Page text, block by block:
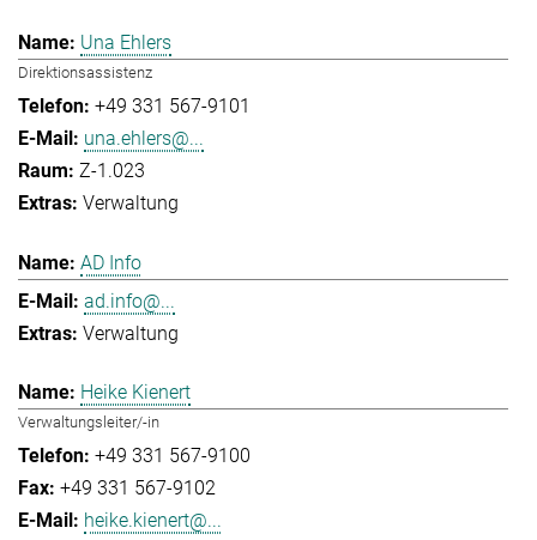
Una Ehlers
Direktionsassistenz
+49 331 567-9101
una.ehlers@...
Z-1.023
Verwaltung
AD Info
ad.info@...
Verwaltung
Heike Kienert
Verwaltungsleiter/-in
+49 331 567-9100
+49 331 567-9102
heike.kienert@...